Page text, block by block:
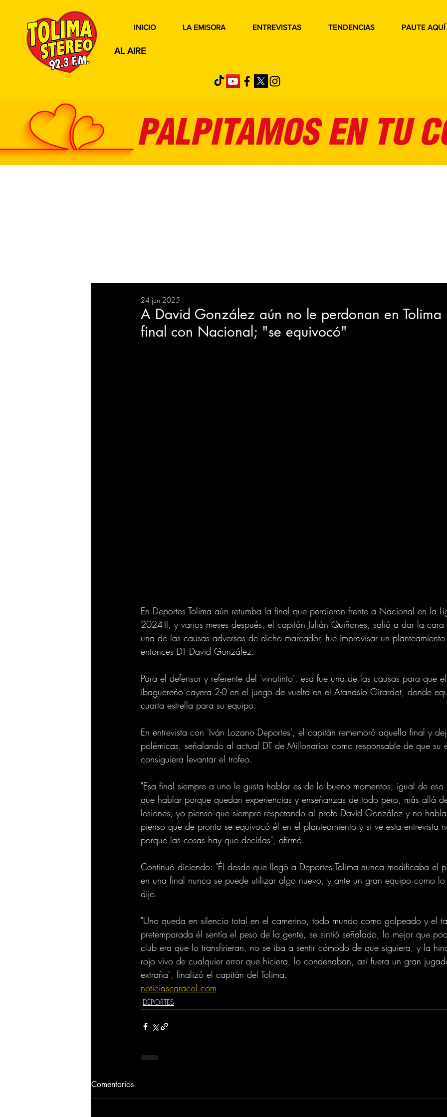
AL AIRE
INICIO LA EMISORA ENTREVISTAS TENDENCIAS PAUTE AQUÍ
BIENESTAR EVENTOS
INTERNACIONAL
A David González aún no le perdonan en Tolima
final con Nacional; "se equivocó"
24 jun 2025
En Deportes Tolima aún retumba la final que perdieron frente a Nacional en la
2024-II, y varios meses después, el capitán Julián Quiñones, salió a dar la
una de las causas adversas de dicho marcador, fue improvisar un
entonces DT David González.
Para el defensor y referente del 'vinotinto', esa fue una de las causas para que
ibaguereño cayera 2-0 en el juego de vuelta en el Atanasio Girardot, donde
cuarta estrella para su equipo.
En entrevista con 'Iván Lozano Deportes', el capitán rememoró aquella final y
polémicas, señalando al actual DT de Millonarios como responsable de que su
consiguiera levantar el trofeo.
"Esa final siempre a uno le gusta hablar es de lo bueno momentos, igual de eso
que hablar porque quedan experiencias y enseñanzas de todo pero, más allá
lesiones, yo pienso que siempre respetando al profe David González y no
pienso que de pronto se equivocó él en el planteamiento y si ve esta entrevista
porque las cosas hay que decirlas", afirmó.
Continuó diciendo: "Él desde que llegó a Deportes Tolima nunca modificaba el
en una final nunca se puede utilizar algo nuevo, y ante un gran equipo como
dijo.
"Uno queda en silencio total en el camerino, todo mundo como golpeado y el
pretemporada él sentía el peso de la gente, se sintió señalado, lo mejor que
club era que lo transfirieran, no se iba a sentir cómodo de que siguiera, y la
rojo vivo de cualquier error que hiciera, lo condenaban, así fuera un gran
extraña", finalizó el capitán del Tolima.
noticiascaracol.com
DEPORTES
Comentarios